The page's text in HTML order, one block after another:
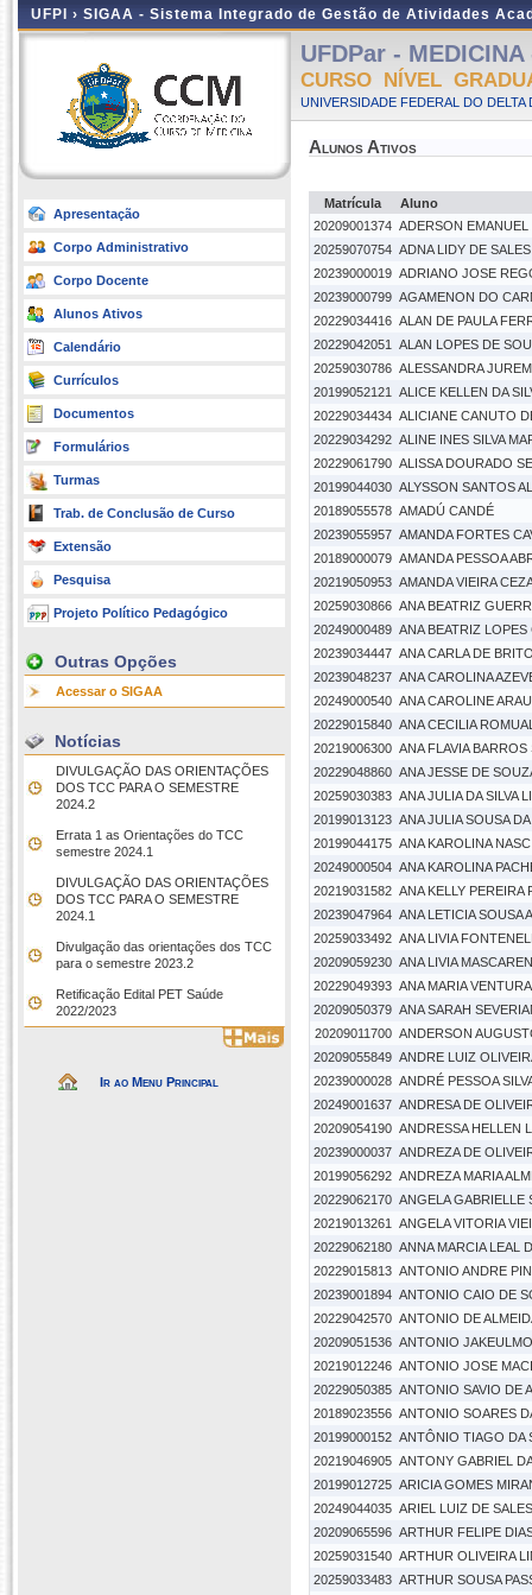
UFPI › SIGAA - Sistema Integrado de Gestão de Atividades
Apresentação
Corpo Administrativo
Corpo Docente
Alunos Ativos
Calendário
Currículos
Documentos
Formulários
Turmas
Trab. de Conclusão de Curso
Extensão
Pesquisa
Projeto Político Pedagógico
Outras Opções
Acessar o SIGAA
Notícias
DIVULGAÇÃO DAS ORIENTAÇÕES
DOS TCC PARA O SEMESTRE
2024.2
Errata 1 as Orientações do TCC
semestre 2024.1
DIVULGAÇÃO DAS ORIENTAÇÕES
DOS TCC PARA O SEMESTRE
2024.1
Divulgação das orientações dos TCC
para o semestre 2023.2
Retificação Edital PET Saúde
2022/2023
Ir ao Menu Principal
UFDPar -
CURSO NÍVEL
UNIVERSIDADE FEDERAL DO DELTA
Alunos Ativos
Matrícula
Aluno
20209001374 ADERSON
20259070754 ADNA LIDY DE
20239000019 ADRIANO JOSE
20239000799 AGAMENON DO
20229034416 ALAN DE PAULA
20229042051
ALAN LOPES DE
20259030786 ALESSANDRA
20199052121
ALICE KELLEN DA
20229034434 ALICIANE CANUTO
20229034292 ALINE INES SILVA
20229061790 ALISSA DOURADO
20199044030 ALYSSON SANTOS
20189055578 AMADÚ CANDÉ
20239055957 AMANDA FORTES
20189000079 AMANDA PESSOA
20219050953 AMANDA VIEIRA
20259030866 ANA BEATRIZ
20249000489 ANA BEATRIZ
20239034447 ANA CARLA DE
20239048237 ANA CAROLINA
20249000540 ANA CAROLINE
20229015840 ANA CECILIA
20219006300 ANA FLAVIA BARROS
20229048860 ANA JESSE DE
20259030383 ANA JULIA DA SILVA
20199013123 ANA JULIA SOUSA
20199044175 ANA KAROLINA
20249000504 ANA KAROLINA
20219031582 ANA KELLY PEREIRA
20239047964 ANA LETICIA SOUSA
20259033492 ANA LIVIA
20209059230 ANA LIVIA
20229049393 ANA MARIA
20209050379 ANA SARAH
20209011700 ANDERSON
20209055849 ANDRE LUIZ
20239000028 ANDRÉ PESSOA
20249001637 ANDRESA DE
20209054190 ANDRESSA HELLEN
20239000037 ANDREZA DE
20199056292 ANDREZA MARIA
20229062170 ANGELA GABRIELLE
20219013261
ANGELA VITORIA
20229062180 ANNA MARCIA LEAL
20229015813 ANTONIO ANDRE
20239001894 ANTONIO CAIO DE
20229042570 ANTONIO DE
20209051536 ANTONIO
20219012246 ANTONIO JOSE
20229050385 ANTONIO SAVIO DE
20189023556 ANTONIO SOARES
20199000152 ANTÔNIO TIAGO DA
20219046905 ANTONY GABRIEL
20199012725 ARICIA GOMES
20249044035 ARIEL LUIZ DE
20209065596 ARTHUR FELIPE
20259031540 ARTHUR OLIVEIRA
20259033483 ARTHUR SOUSA